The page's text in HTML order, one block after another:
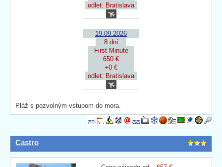
odlet: Bratislava
19.09.2026
8 dní
First Minute
650 €
+0 €
odlet: Bratislava
Pláž s pozvolným vstupom do mora.
Castro